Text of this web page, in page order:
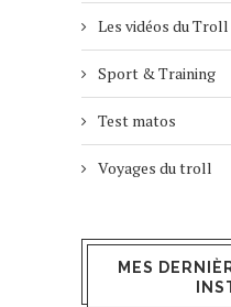
Les vidéos du Troll
Sport & Training
Test matos
Voyages du troll
MES